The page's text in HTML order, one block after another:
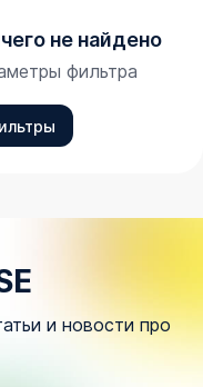
не найдено
фильтра
и новости про